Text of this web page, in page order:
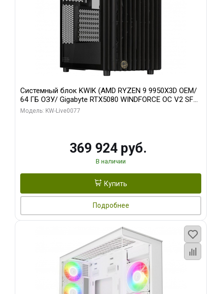
Системный блок KWIK (AMD RYZEN 9 9950X3D OEM/
64 ГБ ОЗУ/ Gigabyte RTX5080 WINDFORCE OC V2 SFF
16GB GDDR7 256b/ 960 ГБ SSD)
Модель: KW-Live0077
369 924 руб.
В наличии
Купить
Подробнее